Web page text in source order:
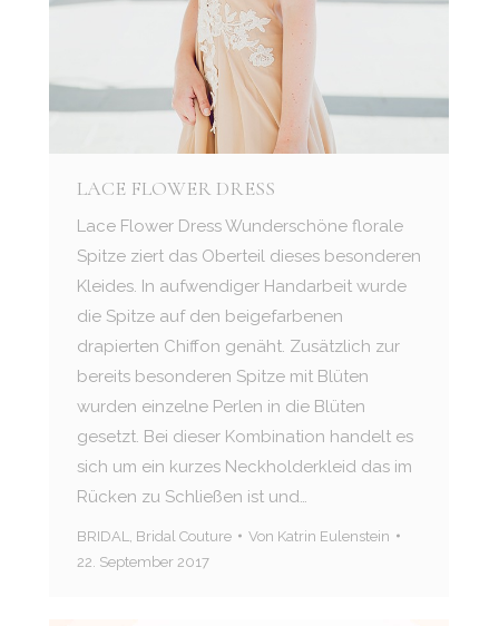
LACE FLOWER DRESS
Lace Flower Dress Wunderschöne florale
Spitze ziert das Oberteil dieses besonderen
Kleides. In aufwendiger Handarbeit wurde
die Spitze auf den beigefarbenen
drapierten Chiffon genäht. Zusätzlich zur
bereits besonderen Spitze mit Blüten
wurden einzelne Perlen in die Blüten
gesetzt. Bei dieser Kombination handelt es
sich um ein kurzes Neckholderkleid das im
Rücken zu Schließen ist und…
BRIDAL Bridal Couture Von Katrin Eulenstein
22. September 2017